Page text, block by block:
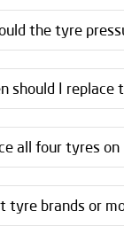
the tyre
should I replace
all four tyres on
brands or